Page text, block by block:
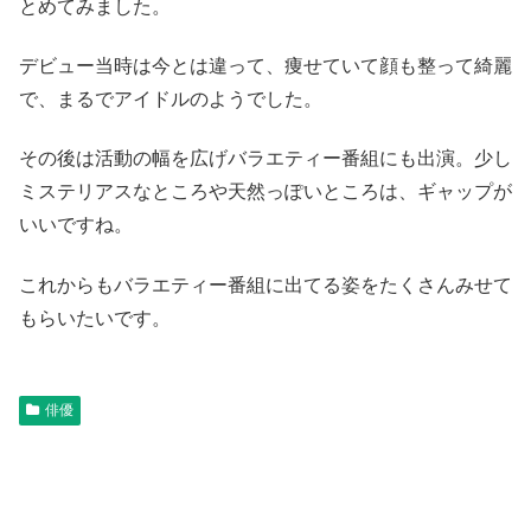
とめてみました。
デビュー当時は今とは違って、痩せていて顔も整って綺麗
で、まるでアイドルのようでした。
その後は活動の幅を広げバラエティー番組にも出演。少し
ミステリアスなところや天然っぽいところは、ギャップが
いいですね。
これからもバラエティー番組に出てる姿をたくさんみせて
もらいたいです。
俳優